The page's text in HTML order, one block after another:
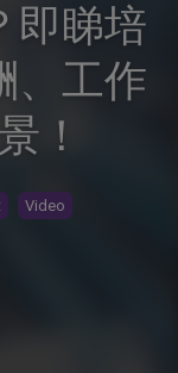
即睇培
、工作
！
Video